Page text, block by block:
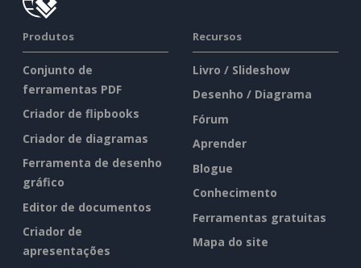
Produtos
Conjunto de
ferramentas PDF
Criador de flipbooks
Criador de diagramas
Ferramenta de desenho
gráfico
Editor de documentos
Criador de
apresentações
Recursos
Livro / Slideshow
Desenho / Diagrama
Fórum
Aprender
Blogue
Conhecimento
Ferramentas gratuitas
Mapa do site